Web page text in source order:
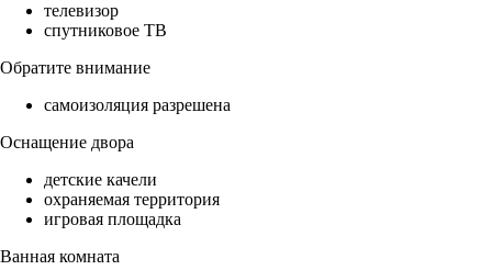
телевизор
спутниковое ТВ
Обратите внимание
самоизоляция разрешена
Оснащение двора
детские качели
охраняемая территория
игровая площадка
Ванная комната